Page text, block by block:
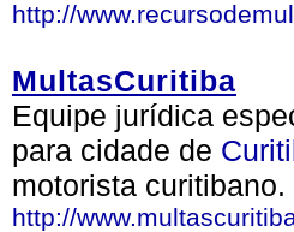
http://
MultasCuritiba
Equipe jurídica
para cidade de
motorista curitibano.
http://